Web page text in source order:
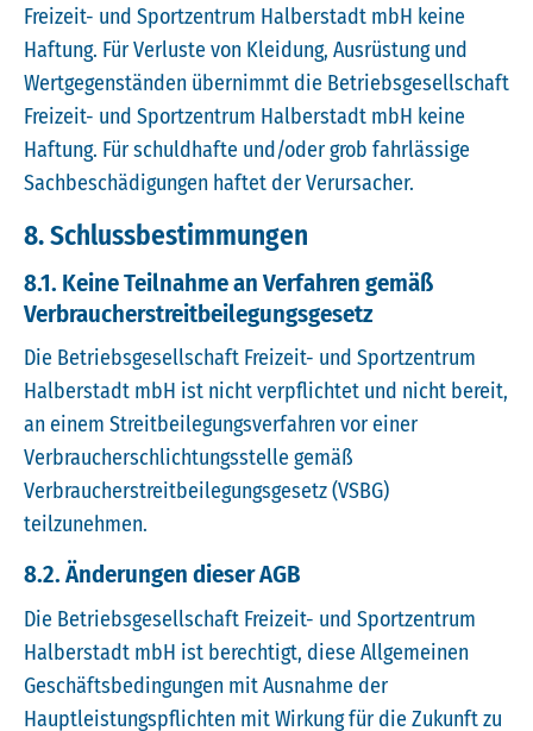
Freizeit- und Sportzentrum Halberstadt mbH keine
Haftung. Für Verluste von Kleidung, Ausrüstung und
Wertgegenständen übernimmt die Betriebsgesellschaft
Freizeit- und Sportzentrum Halberstadt mbH keine
Haftung. Für schuldhafte und/oder grob fahrlässige
Sachbeschädigungen haftet der Verursacher.
8. Schlussbestimmungen
8.1. Keine Teilnahme an Verfahren gemäß
Verbraucherstreitbeilegungsgesetz
Die Betriebsgesellschaft Freizeit- und Sportzentrum
Halberstadt mbH ist nicht verpflichtet und nicht bereit,
an einem Streitbeilegungsverfahren vor einer
Verbraucherschlichtungsstelle gemäß
Verbraucherstreitbeilegungsgesetz (VSBG)
teilzunehmen.
8.2. Änderungen dieser AGB
Die Betriebsgesellschaft Freizeit- und Sportzentrum
Halberstadt mbH ist berechtigt, diese Allgemeinen
Geschäftsbedingungen mit Ausnahme der
Hauptleistungspflichten mit Wirkung für die Zukunft zu